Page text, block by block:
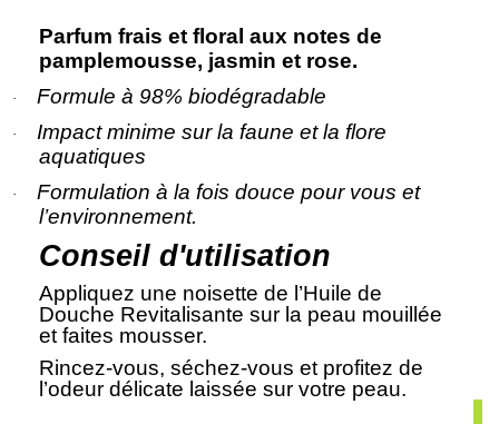
Parfum frais et floral aux notes de
pamplemousse, jasmin et rose.
· Formule à 98% biodégradable
·
Impact minime sur la faune et la flore
aquatiques
·
Formulation à la fois douce pour vous et
l’environnement.
Conseil d'utilisation
Appliquez une noisette de l’Huile de
Douche Revitalisante sur la peau mouillée
et faites mousser.
Rincez-vous, séchez-vous et profitez de
l’odeur délicate laissée sur votre peau.